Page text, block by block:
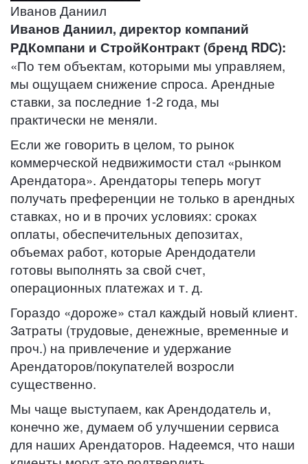
Иванов Даниил
Иванов Даниил, директор компаний
РДКомпани и СтройКонтракт (бренд RDC):
«По тем объектам, которыми мы управляем,
мы ощущаем снижение спроса. Арендные
ставки, за последние 1-2 года, мы
практически не меняли.
Если же говорить в целом, то рынок
коммерческой недвижимости стал «рынком
Арендатора». Арендаторы теперь могут
получать преференции не только в арендных
ставках, но и в прочих условиях: сроках
оплаты, обеспечительных депозитах,
объемах работ, которые Арендодатели
готовы выполнять за свой счет,
операционных платежах и т. д.
Гораздо «дороже» стал каждый новый клиент.
Затраты (трудовые, денежные, временные и
проч.) на привлечение и удержание
Арендаторов/покупателей возросли
существенно.
Мы чаще выступаем, как Арендодатель и,
конечно же, думаем об улучшении сервиса
для наших Арендаторов. Надеемся, что наши